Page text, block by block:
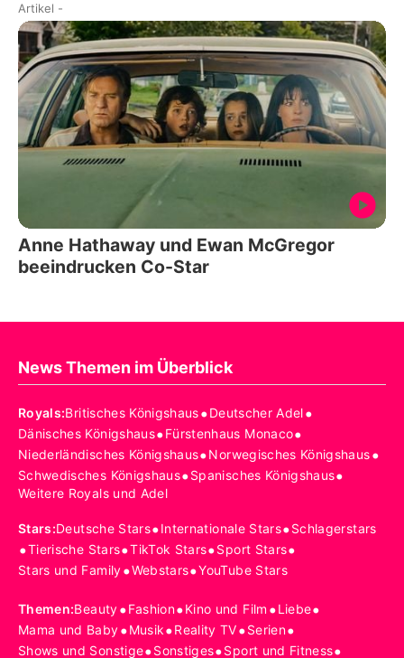
Artikel -
Anne Hathaway und Ewan McGregor
beeindrucken Co-Star
News Themen im Überblick
Royals:Britisches Königshaus•Deutscher Adel•
Dänisches Königshaus•Fürstenhaus Monaco•
Niederländisches Königshaus•Norwegisches Königshaus•
Schwedisches Königshaus•Spanisches Königshaus•
Weitere Royals und Adel
Stars:Deutsche Stars•Internationale Stars•Schlagerstars
•Tierische Stars•TikTok Stars•Sport Stars•
Stars und Family•Webstars•YouTube Stars
Themen:Beauty•Fashion•Kino und Film •Liebe•
Mama und Baby•Musik•Reality TV•Serien•
Shows und Sonstige•Sonstiges•Sport und Fitness•